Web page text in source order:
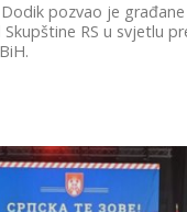
pozvao je građane
RS u svjetlu